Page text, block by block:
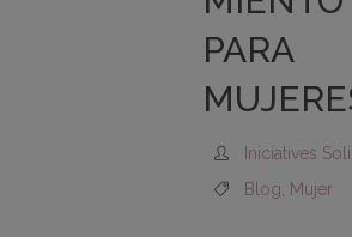
PARA
Iniciatives
Blog
Mujer